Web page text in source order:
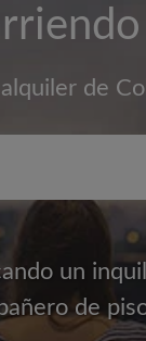
de
un
de